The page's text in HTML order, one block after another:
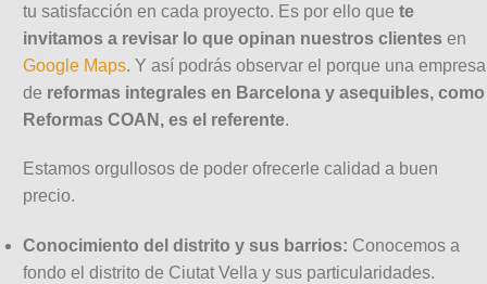
tu satisfacción en cada proyecto. Es por ello que te
invitamos a revisar lo que opinan nuestros clientesen
Google Maps. Y así podrás observar el porque una empresa
de reformas integrales en Barcelona y asequibles, como
Reformas COAN, es el referente.
Estamos orgullosos de poder ofrecerle calidad a buen
precio.
Conocimiento del distrito y sus barrios: Conocemos a
fondo el distrito de Ciutat Vella y sus particularidades.